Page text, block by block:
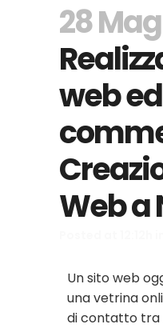
28 Mag
web
Web a
Un sito web
una vetrina
di contatto tra